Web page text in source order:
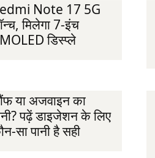
Note 17 5G
मिलेगा 7-इंच
डिस्प्ले
या अजवाइन का
पढ़ें डाइजेशन के लिए
सा पानी है सही